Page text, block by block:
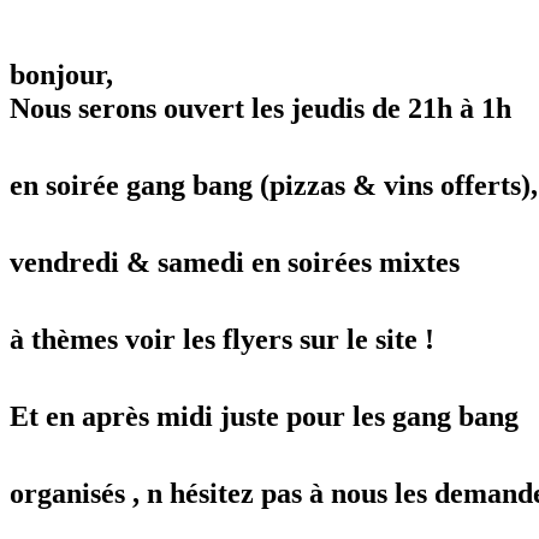
bonjour,
Nous serons ouvert les jeudis de 21h à 1h
en soirée gang bang (pizzas & vins offerts),
vendredi & samedi en soirées mixtes
à thèmes voir les flyers sur le site !
Et en après midi juste pour les gang bang
organisés , n hésitez pas à nous les